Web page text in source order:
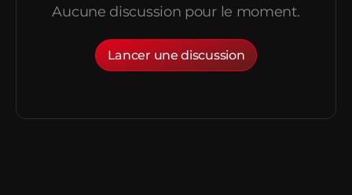
Aucune discussion pour le moment.
Lancer une discussion